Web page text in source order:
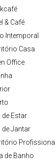
& Café
Intemporal
Casa
Office
de Estar
de Jantar
Profissional
de Banho